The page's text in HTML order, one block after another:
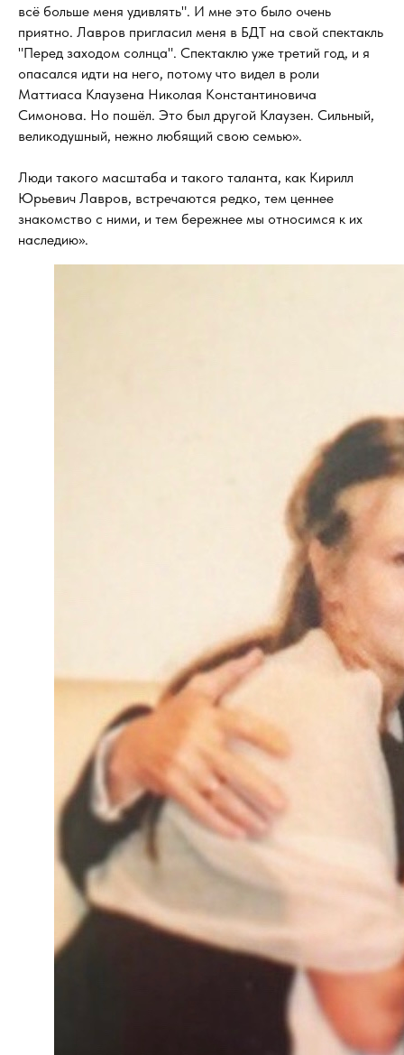
всё больше меня удивлять". И мне это было очень
приятно. Лавров пригласил меня в БДТ на свой спектакль
"Перед заходом солнца". Спектаклю уже третий год, и я
опасался идти на него, потому что видел в роли
Маттиаса Клаузена Николая Константиновича
Симонова. Но пошёл. Это был другой Клаузен. Сильный,
великодушный, нежно любящий свою семью».
Люди такого масштаба и такого таланта, как Кирилл
Юрьевич Лавров, встречаются редко, тем ценнее
знакомство с ними, и тем бережнее мы относимся к их
наследию».